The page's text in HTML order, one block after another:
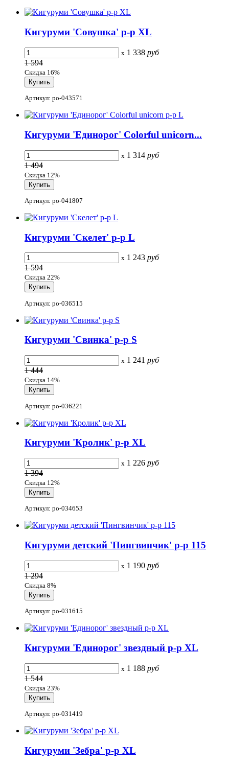
Кигуруми 'Совушка' р-р XL
x 1 338 руб
1 594
Скидка 16%
Артикул: po-043571
Кигуруми 'Единорог' Colorful unicorn...
x 1 314 руб
1 494
Скидка 12%
Артикул: po-041807
Кигуруми 'Скелет' р-р L
x 1 243 руб
1 594
Скидка 22%
Артикул: po-036515
Кигуруми 'Свинка' р-р S
x 1 241 руб
1 444
Скидка 14%
Артикул: po-036221
Кигуруми 'Кролик' р-р XL
x 1 226 руб
1 394
Скидка 12%
Артикул: po-034653
Кигуруми детский 'Пингвинчик' р-р 115
x 1 190 руб
1 294
Скидка 8%
Артикул: po-031615
Кигуруми 'Единорог' звездный р-р XL
x 1 188 руб
1 544
Скидка 23%
Артикул: po-031419
Кигуруми 'Зебра' р-р XL